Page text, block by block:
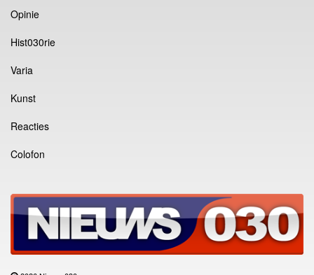
Opinie
Hist030rie
Varia
Kunst
Reacties
Colofon